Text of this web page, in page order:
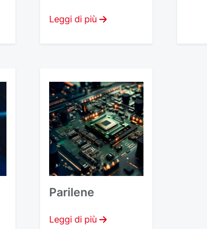
Leggi di più
Parilene
Leggi di più